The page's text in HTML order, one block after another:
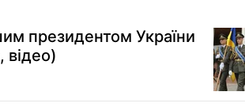
президентом України